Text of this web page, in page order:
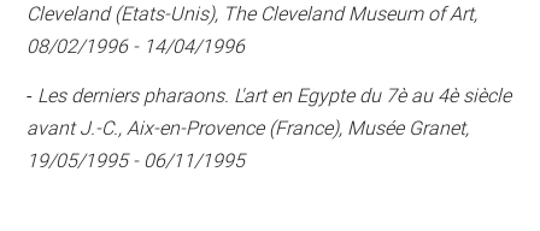
Cleveland (Etats-Unis), The Cleveland Museum of Art,
08/02/1996 - 14/04/1996
- Les derniers pharaons. L'art en Egypte du 7è au 4è siècle
avant J.-C., Aix-en-Provence (France), Musée Granet,
19/05/1995 - 06/11/1995